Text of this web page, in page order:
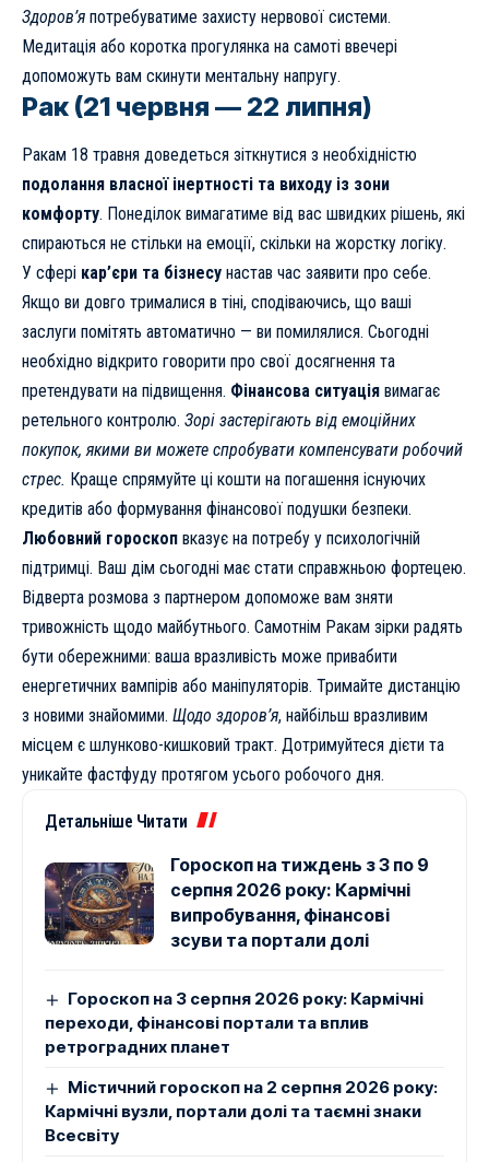
Здоров’я потребуватиме захисту нервової системи.
Медитація або коротка прогулянка на самоті ввечері
допоможуть вам скинути ментальну напругу.
Рак (21 червня — 22 липня)
Ракам 18 травня доведеться зіткнутися з необхідністю
подолання власної інертності та виходу із зони
комфорту. Понеділок вимагатиме від вас швидких рішень, які
спираються не стільки на емоції, скільки на жорстку логіку.
У сфері кар’єри та бізнесу настав час заявити про себе.
Якщо ви довго трималися в тіні, сподіваючись, що ваші
заслуги помітять автоматично — ви помилялися. Сьогодні
необхідно відкрито говорити про свої досягнення та
претендувати на підвищення. Фінансова ситуація вимагає
ретельного контролю. Зорі застерігають від емоційних
покупок, якими ви можете спробувати компенсувати робочий
стрес. Краще спрямуйте ці кошти на погашення існуючих
кредитів або формування фінансової подушки безпеки.
Любовний гороскоп вказує на потребу у психологічній
підтримці. Ваш дім сьогодні має стати справжньою фортецею.
Відверта розмова з партнером допоможе вам зняти
тривожність щодо майбутнього. Самотнім Ракам зірки радять
бути обережними: ваша вразливість може привабити
енергетичних вампірів або маніпуляторів. Тримайте дистанцію
з новими знайомими. Щодо здоров’я, найбільш вразливим
місцем є шлунково-кишковий тракт. Дотримуйтеся дієти та
уникайте фастфуду протягом усього робочого дня.
Детальніше Читати
Гороскоп на тиждень з 3 по 9
серпня 2026 року: Кармічні
випробування, фінансові
зсуви та портали долі
Гороскоп на 3 серпня 2026 року: Кармічні
переходи, фінансові портали та вплив
ретроградних планет
Містичний гороскоп на 2 серпня 2026 року:
Кармічні вузли, портали долі та таємні знаки
Всесвіту